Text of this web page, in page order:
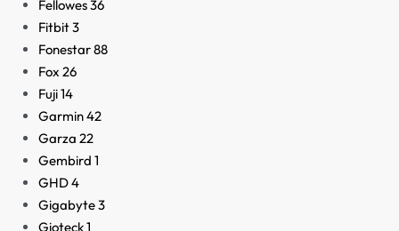
Fellowes36
Fitbit3
Fonestar88
Fox 26
Fuji14
Garmin42
Garza 22
Gembird 1
GHD4
Gigabyte3
Gioteck1